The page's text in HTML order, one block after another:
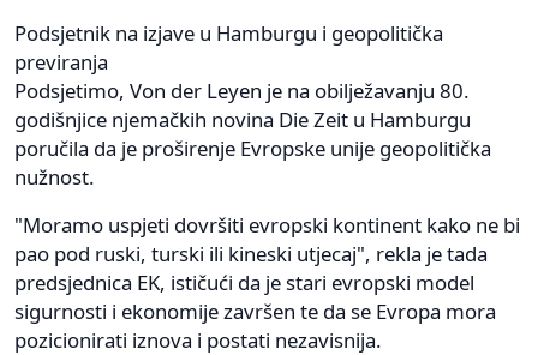
Podsjetnik na izjave u Hamburgu i geopolitička
previranja
Podsjetimo, Von der Leyen je na obilježavanju 80.
godišnjice njemačkih novina Die Zeit u Hamburgu
poručila da je proširenje Evropske unije geopolitička
nužnost.
"Moramo uspjeti dovršiti evropski kontinent kako ne bi
pao pod ruski, turski ili kineski utjecaj", rekla je tada
predsjednica EK, ističući da je stari evropski model
sigurnosti i ekonomije završen te da se Evropa mora
pozicionirati iznova i postati nezavisnija.